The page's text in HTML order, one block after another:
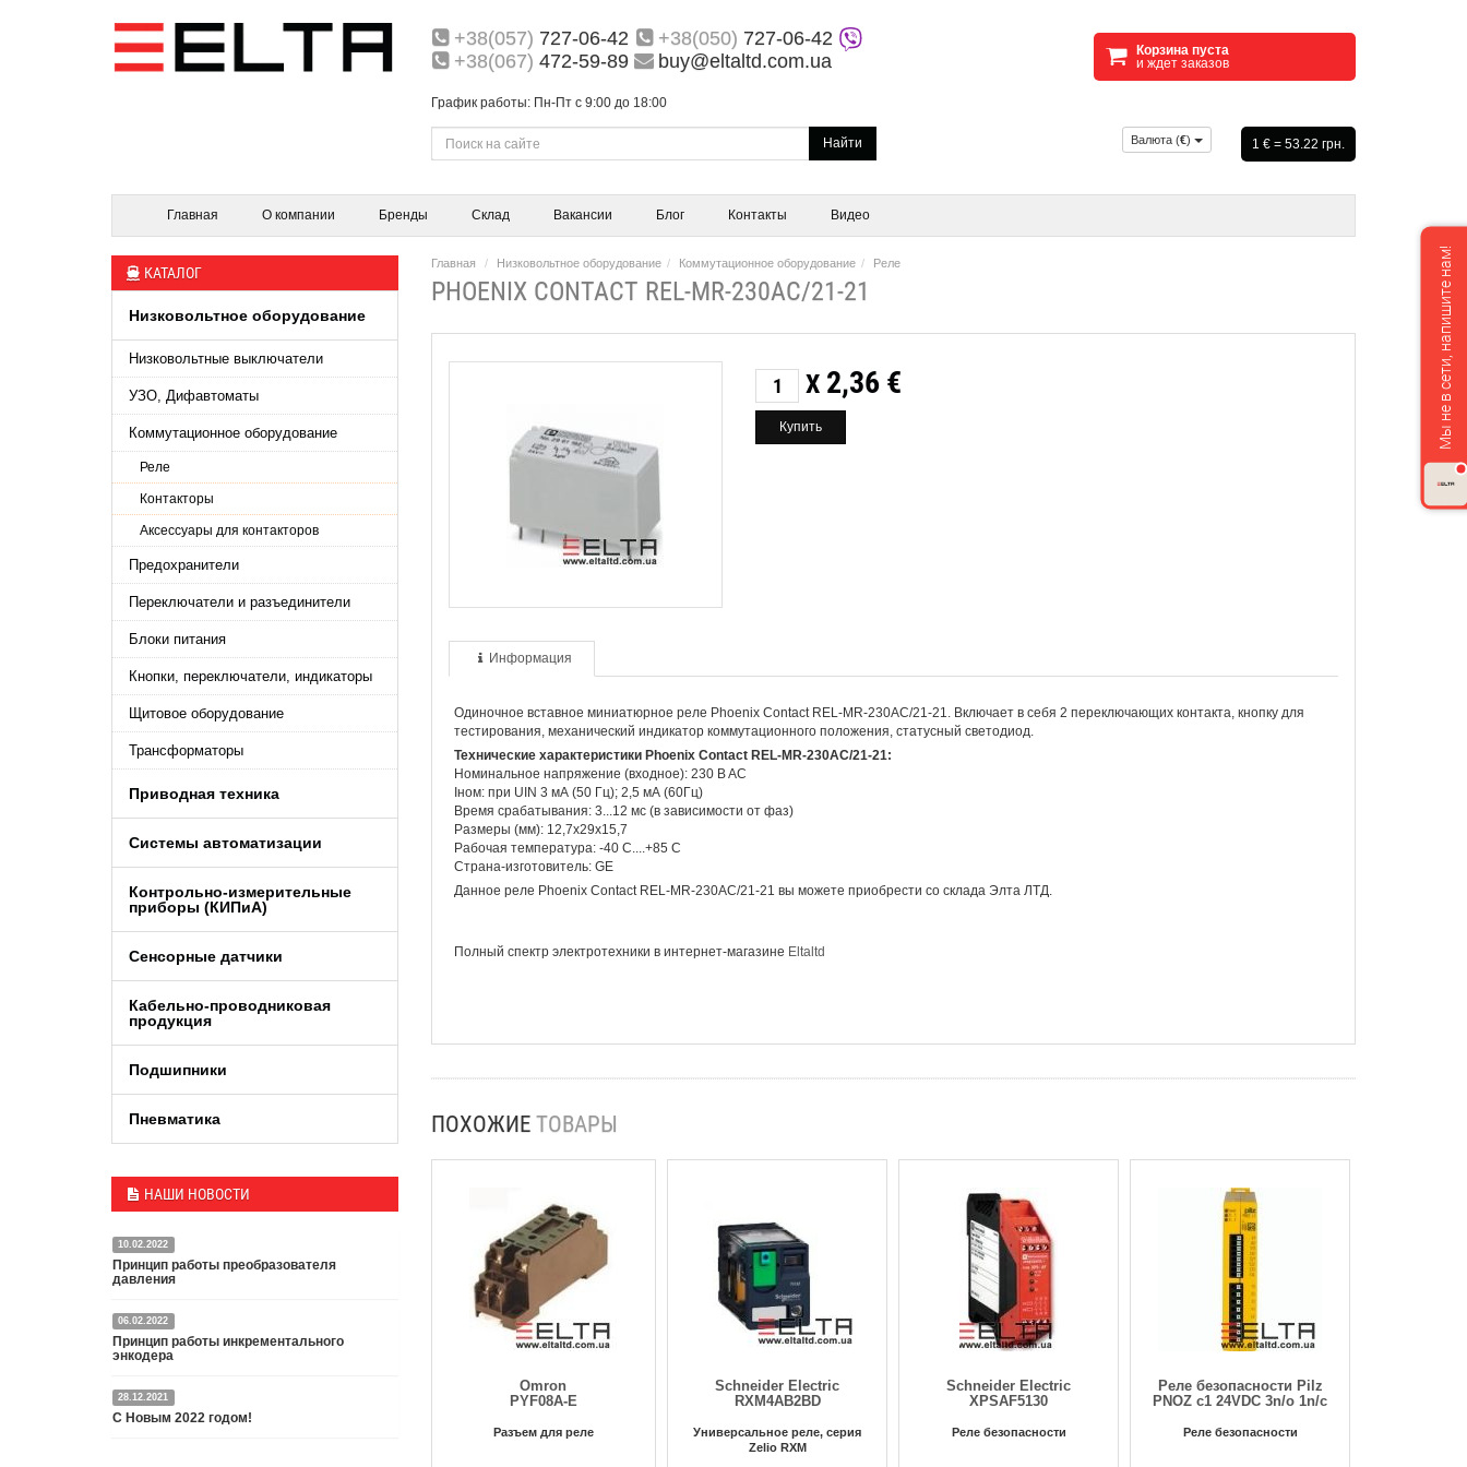
+38(057) 727-06-42 +38(050) 727-06-42
+38(067) 472-59-89 buy@eltaltd.com.ua
График работы: Пн-Пт с 9:00 до 18:00
Корзина пуста
и ждет заказов
Найти Валюта (€) 1 € = 53.22 грн.
Главная О компании Бренды Склад Вакансии Блог Контакты Видео
КАТАЛОГ
Низковольтное оборудование
Низковольтные выключатели
УЗО, Дифавтоматы
Коммутационное оборудование
Реле
Контакторы
Аксессуары для контакторов
Предохранители
Переключатели и разъединители
Блоки питания
Кнопки, переключатели, индикаторы
Щитовое оборудование
Трансформаторы
Приводная техника
Системы автоматизации
Контрольно-измерительные
приборы (КИПиA)
Сенсорные датчики
Кабельно-проводниковая
продукция
Подшипники
Пневматика
НАШИ НОВОСТИ
10.02.2022
Принцип работы преобразователя
давления
Датчик или преобразователь давления — это
специальное устройство, преобразующее
давление среды в пропорциональный
Подробнее
06.02.2022
Принцип работы инкрементального
энкодера
Энкодер представляет собой специальный датчик,
преобразующий угловое перемещение в
28.12.2021
С Новым 2022 годом!
Главная Низковольтное оборудование Коммутационное оборудование Реле
PHOENIX СONTACT REL-MR-230AC/21-21
X 2,36 €
Информация
Одиночное вставное миниатюрное реле Phoenix Сontact REL-MR-230AC/21-21. Включает в себя 2 переключающих контакта, кнопку для
тестирования, механический индикатор коммутационного положения, статусный светодиод.
Технические характеристики Phoenix Сontact REL-MR-230AC/21-21:
Номинальное напряжение (входное): 230 B AC
Iном: при UIN 3 мА (50 Гц); 2,5 мА (60Гц)
Время срабатывания: 3...12 мс (в зависимости от фаз)
Размеры (мм): 12,7х29х15,7
Рабочая температура: -40 С....+85 С
Страна-изготовитель: GE
Данное реле Phoenix Сontact REL-MR-230AC/21-21 вы можете приобрести со склада Элта ЛТД.
Полный спектр электротехники в интернет-магазине Eltaltd
ПОХОЖИЕ ТОВАРЫ
Omron
PYF08A-E
Разъем для реле
Schneider Electric
RXM4AB2BD
Универсальное реле, серия
Zelio RXM
Schneider Electric
XPSAF5130
Реле безопасности
Реле безопасности Pilz
PNOZ c1 24VDC 3n/o 1n/c
Реле безопасности
Мы не в сети, напишите нам!